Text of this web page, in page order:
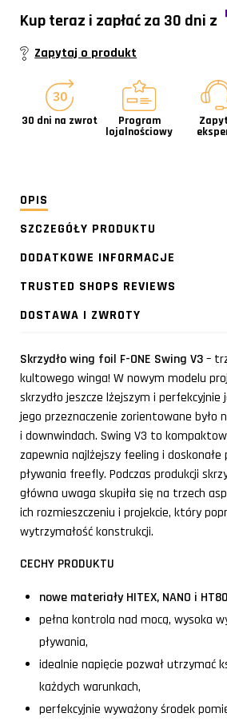
Kup teraz i zapłać za 30 dni z
Zapytaj o produkt
30 dni na zwrot Program
lojalnościowy
OPIS
SZCZEGÓŁY PRODUKTU
DODATKOWE INFORMACJE
TRUSTED SHOPS REVIEWS
DOSTAWA I ZWROTY
Skrzydło wing foil F-ONE Swing V3–
kultowego winga! W nowym modelu
skrzydło jeszcze lżejszym i
jego przeznaczenie zorientowane było
i downwindach. Swing V3 to
zapewnia najlżejszy feeling i doskonałe
pływania freefly. Podczas produkcji
główna uwaga skupiła się na trzech
ich rozmieszczeniu i projekcie, który
wytrzymałość konstrukcji.
CECHY PRODUKTU
nowe materiały HITEX, NANO i
pełna kontrola nad mocą, wysoka
pływania,
idealnie napięcie pozwał utrzymać
każdych warunkach,
perfekcyjnie wyważony środek